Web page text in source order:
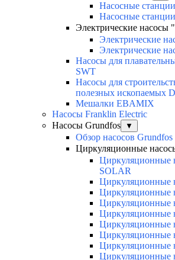
Насосные
Насосные
Электрические насосы
Электрические
Электрические
Насосы для
SWT
Насосы для
полезных ископаемых
Мешалки EBAMIX
Насосы Franklin Electric
Насосы Grundfos
▼
Обзор насосов Grundfos
Циркуляционные
Циркуляционные
SOLAR
Циркуляционные
Циркуляционные
Циркуляционные
Циркуляционные
Циркуляционные
Циркуляционные
Циркуляционные
Циркуляционные